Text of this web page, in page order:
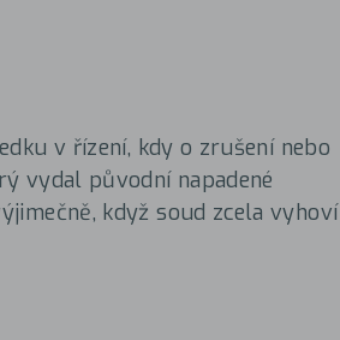
v řízení, kdy o zrušení nebo
vydal původní napadené
když soud zcela vyhoví